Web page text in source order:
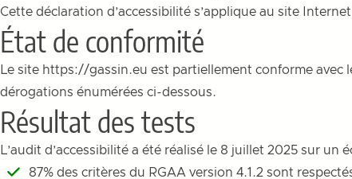
Cette déclaration d’accessibilité s’applique au site Internet
État de conformité
Le site https://gassin.eu est partiellement conforme avec
dérogations énumérées ci-dessous.
Résultat des tests
L’audit d’accessibilité a été réalisé le 8 juillet 2025 sur
87% des critères du RGAA version 4.1.2 sont